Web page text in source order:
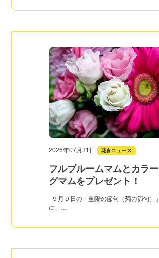
2026年07月31日 花きニュース
フルブルームマムとカラ
グマムをプレゼント！
９月９日の「重陽の節句（菊の節句）
に、…